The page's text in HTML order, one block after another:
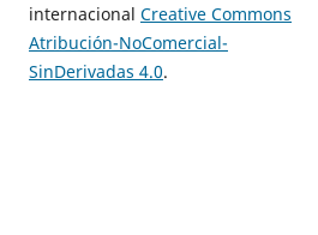
internacional Creative Commons
Atribución-NoComercial-
SinDerivadas 4.0.